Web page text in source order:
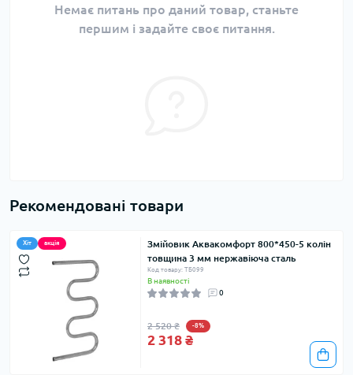
Немає питань про даний товар, станьте
першим і задайте своє питання.
Рекомендовані товари
Хіт акція
Змійовик Аквакомфорт 800*450-5 колін
товщина 3 мм нержавіюча сталь
Код товару: ТБ099
В наявності
0
2 520 ₴ -8%
2 318 ₴